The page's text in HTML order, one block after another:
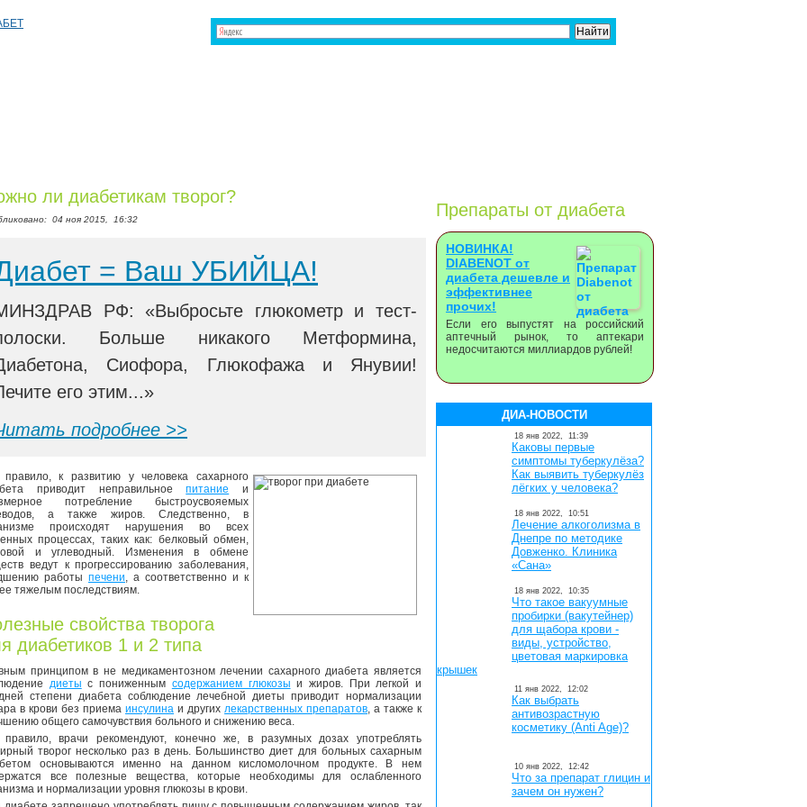
ли диабетикам творог?
04 ноя 2015, 16:32
= Ваш УБИЙЦА!
РФ: «Выбросьте глюкометр и тест-
Больше никакого Метформина,
Сиофора, Глюкофажа и Янувии!
его этим...»
подробнее >>
правило, к развитию у человека сахарного
приводит неправильноепитание и
потребление быстроусвояемых
а также жиров. Следственно, в
происходят нарушения во всех
процессах, таких как: белковый обмен,
и углеводный. Изменения в обмене
ведут к прогрессированию заболевания,
работы печени, а соответственно и к
тяжелым последствиям.
свойства творога
диабетиков 1 и 2 типа
принципом в не медикаментозном лечении сахарного диабета является
диеты с пониженным содержанием глюкозы и жиров. При легкой и
степени диабета соблюдение лечебной диеты приводит нормализации
в крови без приема инсулина и других лекарственных препаратов, а также к
общего самочувствия больного и снижению веса.
правило, врачи рекомендуют, конечно же, в разумных дозах употреблять
творог несколько раз в день. Большинство диет для больных сахарным
основываются именно на данном кисломолочном продукте. В нем
все полезные вещества, которые необходимы для ослабленного
и нормализации уровня глюкозы в крови.
Препараты от диабета
НОВИНКА!
DIABENOT от
диабета дешевле и
эффективнее
прочих!
Если его выпустят на российский
аптечный рынок, то аптекари
недосчитаются миллиардов рублей!
ДИА-НОВОСТИ
18 янв 2022, 11:39
Каковы первые
симптомы туберкулёза?
Как выявить туберкулёз
лёгких у человека?
18 янв 2022, 10:51
Лечение алкоголизма в
Днепре по методике
Довженко. Клиника
«Сана»
18 янв 2022, 10:35
Что такое вакуумные
пробирки (вакутейнер)
для щабора крови -
виды, устройство,
цветовая маркировка
крышек
11 янв 2022, 12:02
Как выбрать
антивозрастную
косметику (Anti Age)?
10 янв 2022, 12:42
Что за препарат глицин и
зачем он нужен?